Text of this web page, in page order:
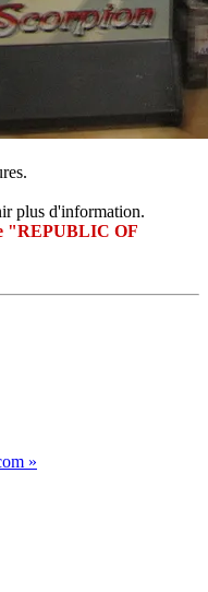
plus d'information.
"REPUBLIC OF
»